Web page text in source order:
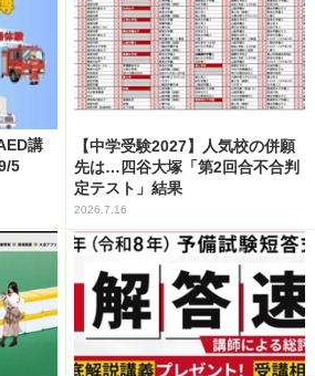
講
5
【中学受験2027】人気校の併願
先は…四谷大塚「第2回合不合判
定テスト」結果
2026.7.16